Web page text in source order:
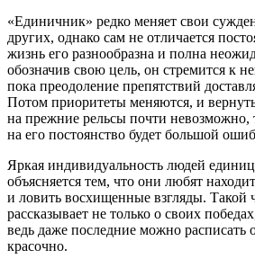
«Единичник» редко меняет свои
других, однако сам не отличается
жизнь его разнообразна и полна
обозначив свою цель, он стремится к
пока преодоление препятствий
Потом приоритеты меняются, и
на прежние рельсы почти невозможно,
на его постоянство будет большой
Яркая индивидуальность людей
объясняется тем, что они любят
и ловить восхищенные взгляды. Такой
рассказывает не только о своих
ведь даже последние можно расписать
красочно.